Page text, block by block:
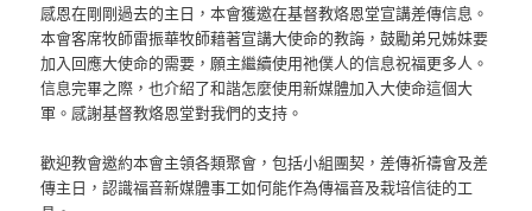
感恩在剛剛過去的主日，本會獲邀在基督教烙恩堂宣講差傳信息。
本會客席牧師雷振華牧師藉著宣講大使命的教誨，鼓勵弟兄姊妹要
加入回應大使命的需要，願主繼續使用祂僕人的信息祝福更多人。
信息完畢之際，也介紹了和諧怎麼使用新媒體加入大使命這個大
軍。感謝基督教烙恩堂對我們的支持。
歡迎教會邀約本會主領各類聚會，包括小組團契，差傳祈禱會及差
傳主日，認識福音新媒體事工如何能作為傳福音及栽培信徒的工